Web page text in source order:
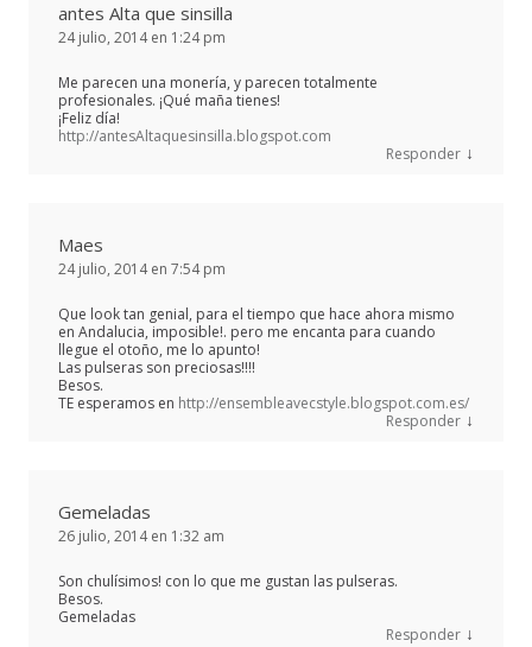
antes Alta que sinsilla
24 julio, 2014 en 1:24 pm
Me parecen una monería, y parecen totalmente
profesionales. ¡Qué maña tienes!
¡Feliz día!
http://antesAltaquesinsilla.blogspot.com
Responder ↓
Maes
24 julio, 2014 en 7:54 pm
Que look tan genial, para el tiempo que hace ahora mismo
en Andalucia, imposible!. pero me encanta para cuando
llegue el otoño, me lo apunto!
Las pulseras son preciosas!!!!
Besos.
TE esperamos en http://ensembleavecstyle.blogspot.com.es/
Responder ↓
Gemeladas
26 julio, 2014 en 1:32 am
Son chulísimos! con lo que me gustan las pulseras.
Besos.
Gemeladas
Responder ↓